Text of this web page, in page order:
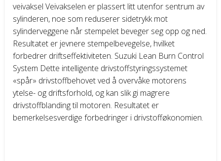
veivaksel Veivakselen er plassert litt utenfor sentrum av
sylinderen, noe som reduserer sidetrykk mot
sylinderveggene når stempelet beveger seg opp og ned.
Resultatet er jevnere stempelbevegelse, hvilket
forbedrer driftseffektiviteten. Suzuki Lean Burn Control
System Dette intelligente drivstoffstyringssystemet
«spår» drivstoffbehovet ved å overvåke motorens
ytelse- og driftsforhold, og kan slik gi magrere
drivstoffblanding til motoren. Resultatet er
bemerkelsesverdige forbedringer i drivstofføkonomien.